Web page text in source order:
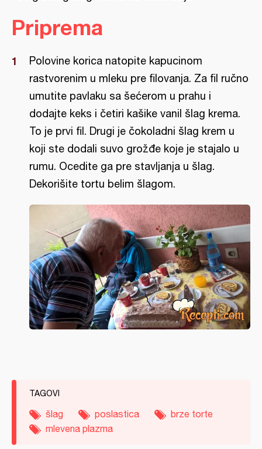
Priprema
Polovine korica natopite kapucinom
rastvorenim u mleku pre filovanja. Za fil ručno
umutite pavlaku sa šećerom u prahu i
dodajte keks i četiri kašike vanil šlag krema.
To je prvi fil. Drugi je čokoladni šlag krem u
koji ste dodali suvo grožđe koje je stajalo u
rumu. Ocedite ga pre stavljanja u šlag.
Dekorišite tortu belim šlagom.
TAGOVI
šlag poslastica
brze torte
mlevena plazma